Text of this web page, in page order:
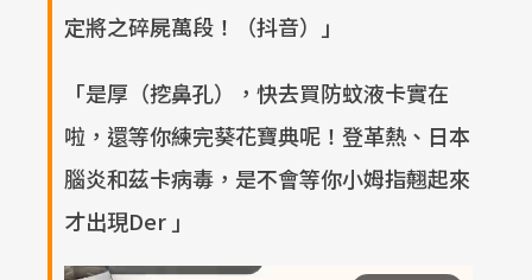
定將之碎屍萬段！（抖音）」
「是厚（挖鼻孔），快去買防蚊液卡實在
啦，還等你練完葵花寶典呢！登革熱、日本
腦炎和茲卡病毒，是不會等你小姆指翹起來
才出現Der 」